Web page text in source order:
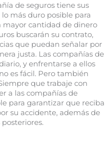
de seguros tiene sus
más duro posible para
mayor cantidad de dinero
buscarán su contrato,
que puedan señalar por
justa. Las compañías de
y enfrentarse a ellos
es fácil. Pero también
que trabaje con
a las compañías de
para garantizar que reciba
su accidente, además de